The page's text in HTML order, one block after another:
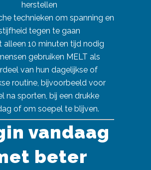
herstellen
technieken om spanning en
tegen te gaan
alleen 10 minuten tijd nodig
gebruiken MELT als
van hun dagelijkse of
routine, bijvoorbeeld voor
na sporten, bij een drukke
of om soepel te blijven.
vandaag
beter